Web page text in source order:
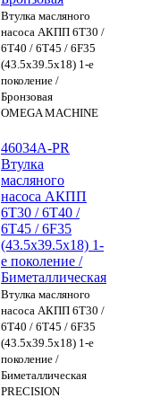
Втулка масляного
насоса АКПП 6T30 /
6T40 / 6T45 / 6F35
(43.5х39.5x18) 1-е
поколение /
Бронзовая
OMEGA MACHINE
46034A-PR
Втулка
масляного
насоса АКПП
6T30 / 6T40 /
6T45 / 6F35
(43.5х39.5x18) 1-
е поколение /
Биметаллическая
Втулка масляного
насоса АКПП 6T30 /
6T40 / 6T45 / 6F35
(43.5х39.5x18) 1-е
поколение /
Биметаллическая
PRECISION